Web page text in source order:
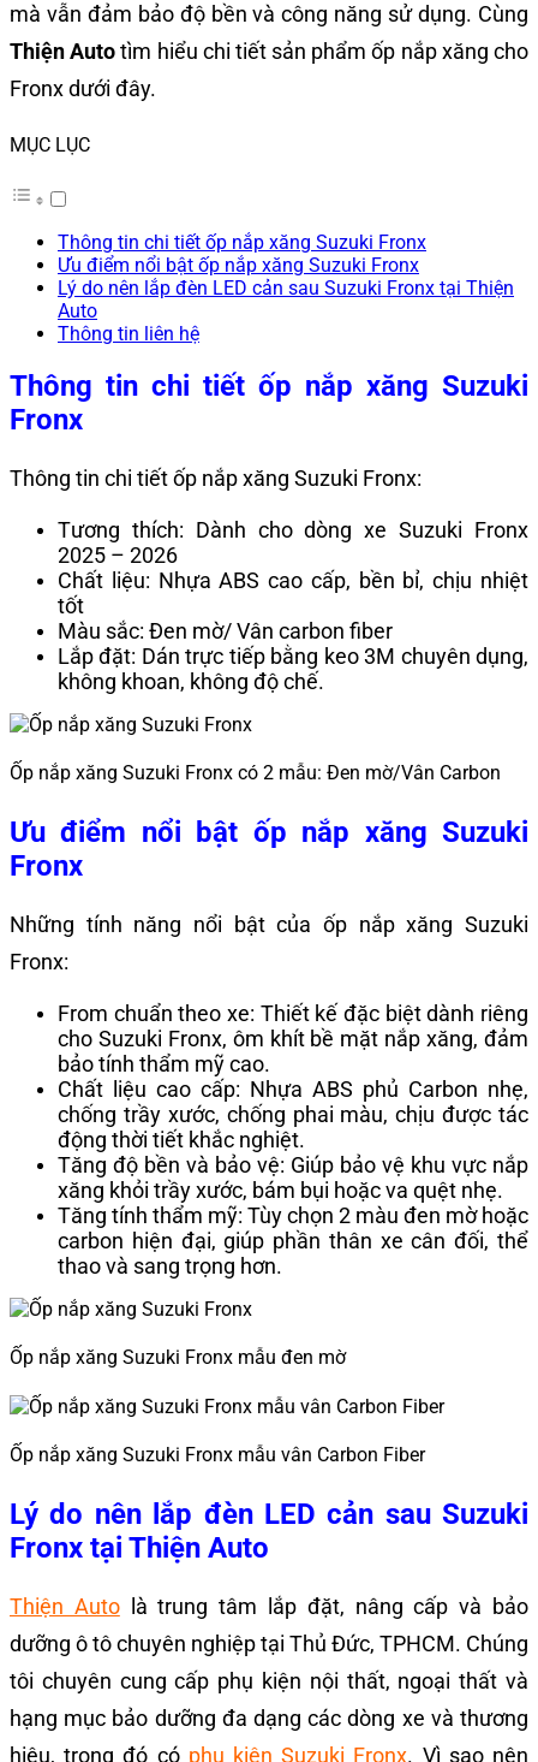
mà vẫn đảm bảo độ bền và công năng sử dụng. Cùng
Thiện Autotìm hiểu chi tiết sản phẩm ốp nắp xăng cho
Fronx dưới đây.
MỤC LỤC
Thông tin chi tiết ốp nắp xăng Suzuki Fronx
Ưu điểm nổi bật ốp nắp xăng Suzuki Fronx
Lý do nên lắp đèn LED cản sau Suzuki Fronx tại Thiện
Auto
Thông tin liên hệ
Thông tin chi tiết ốp nắp xăng Suzuki
Fronx
Thông tin chi tiết ốp nắp xăng Suzuki Fronx:
Tương thích: Dành cho dòng xe Suzuki Fronx
2025 – 2026
Chất liệu: Nhựa ABS cao cấp, bền bỉ, chịu nhiệt
tốt
Màu sắc: Đen mờ/ Vân carbon fiber
Lắp đặt: Dán trực tiếp bằng keo 3M chuyên dụng,
không khoan, không độ chế.
Ốp nắp xăng Suzuki Fronx có 2 mẫu: Đen mờ/Vân Carbon
Ưu điểm nổi bật ốp nắp xăng Suzuki
Fronx
Những tính năng nổi bật của ốp nắp xăng Suzuki
Fronx:
From chuẩn theo xe: Thiết kế đặc biệt dành riêng
cho Suzuki Fronx, ôm khít bề mặt nắp xăng, đảm
bảo tính thẩm mỹ cao.
Chất liệu cao cấp: Nhựa ABS phủ Carbon nhẹ,
chống trầy xước, chống phai màu, chịu được tác
động thời tiết khắc nghiệt.
Tăng độ bền và bảo vệ: Giúp bảo vệ khu vực nắp
xăng khỏi trầy xước, bám bụi hoặc va quệt nhẹ.
Tăng tính thẩm mỹ: Tùy chọn 2 màu đen mờ hoặc
carbon hiện đại, giúp phần thân xe cân đối, thể
thao và sang trọng hơn.
Ốp nắp xăng Suzuki Fronx mẫu đen mờ
Ốp nắp xăng Suzuki Fronx mẫu vân Carbon Fiber
Lý do nên lắp đèn LED cản sau Suzuki
Fronx tại Thiện Auto
Thiện Autolà trung tâm lắp đặt, nâng cấp và bảo
dưỡng ô tô chuyên nghiệp tại Thủ Đức, TPHCM. Chúng
tôi chuyên cung cấp phụ kiện nội thất, ngoại thất và
hạng mục bảo dưỡng đa dạng các dòng xe và thương
hiệu, trong đó có phụ kiện Suzuki Fronx. Vì sao nên